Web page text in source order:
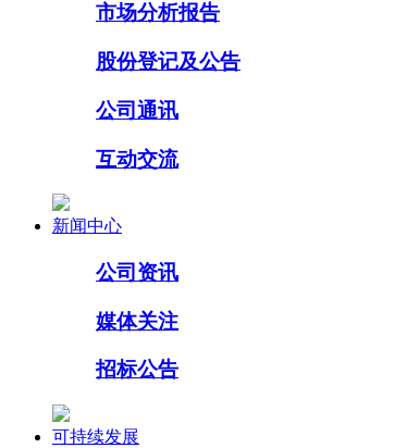
市场分析报告
股份登记及公告
公司通讯
互动交流
新闻中心
公司资讯
媒体关注
招标公告
可持续发展